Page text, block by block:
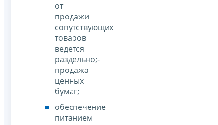
от
продажи
сопутствующих
товаров
ведется
раздельно;-
продажа
ценных
бумаг;
обеспечение
питанием